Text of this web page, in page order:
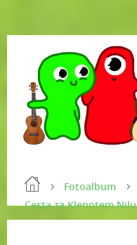
Fotoalbum
Cesta za Klenotem Nilu